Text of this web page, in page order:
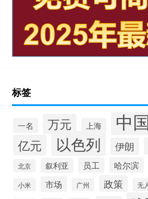
标签
一名 万元 上海 中国
亿元 以色列 伊朗
北京 叙利亚 员工 哈尔滨
小米 市场 广州 政策 无